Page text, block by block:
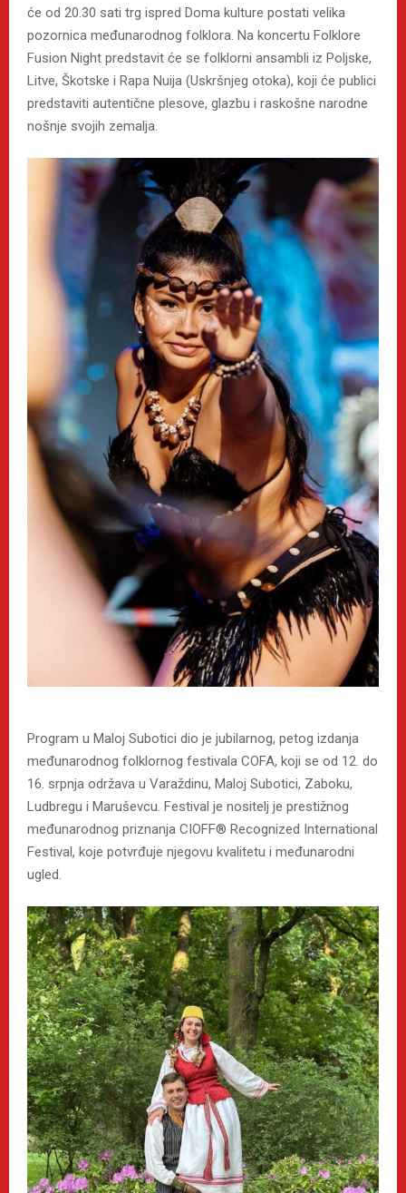
će od 20.30 sati trg ispred Doma kulture postati velika
pozornica međunarodnog folklora. Na koncertu Folklore
Fusion Night predstavit će se folklorni ansambli iz Poljske,
Litve, Škotske i Rapa Nuija (Uskršnjeg otoka), koji će publici
predstaviti autentične plesove, glazbu i raskošne narodne
nošnje svojih zemalja.
Program u Maloj Subotici dio je jubilarnog, petog izdanja
međunarodnog folklornog festivala COFA, koji se od 12. do
16. srpnja održava u Varaždinu, Maloj Subotici, Zaboku,
Ludbregu i Maruševcu. Festival je nositelj je prestižnog
međunarodnog priznanja CIOFF® Recognized International
Festival, koje potvrđuje njegovu kvalitetu i međunarodni
ugled.